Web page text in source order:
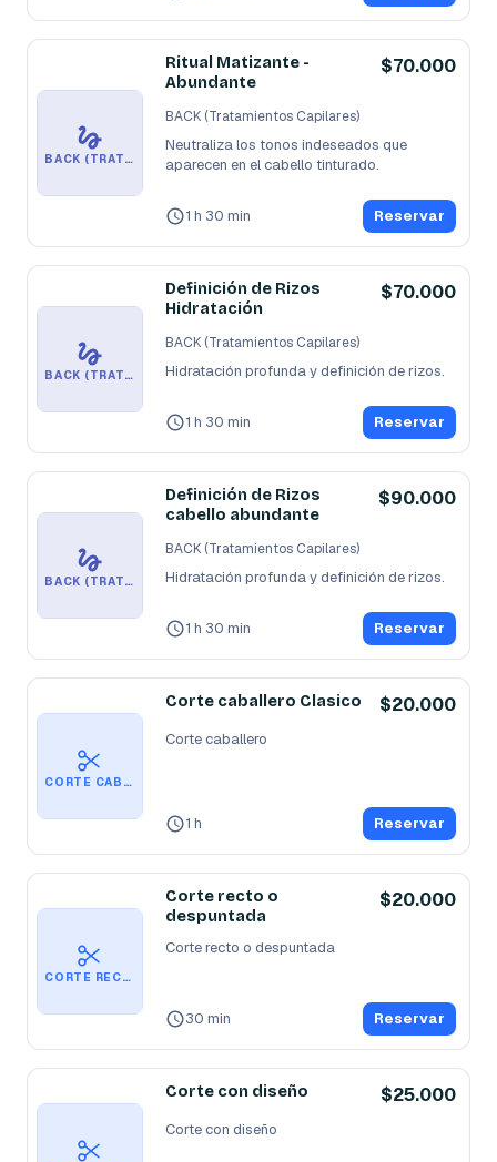
BACK (TRATAMIENTOS CAPILARES)
Ritual Matizante -
Abundante
$70.000
BACK (Tratamientos Capilares)
Neutraliza los tonos indeseados que
aparecen en el cabello tinturado.
1 h 30 min Reservar
BACK (TRATAMIENTOS CAPILARES)
Definición de Rizos
Hidratación
$70.000
BACK (Tratamientos Capilares)
Hidratación profunda y definición de rizos.
1 h 30 min Reservar
BACK (TRATAMIENTOS CAPILARES)
Definición de Rizos
cabello abundante
$90.000
BACK (Tratamientos Capilares)
Hidratación profunda y definición de rizos.
1 h 30 min Reservar
CORTE CABALLERO CLASICO
Corte caballero Clasico $20.000
Corte caballero
1 h Reservar
CORTE RECTO O DESPUNTADA
Corte recto o
despuntada
$20.000
Corte recto o despuntada
30 min Reservar
Corte con diseño $25.000
Corte con diseño